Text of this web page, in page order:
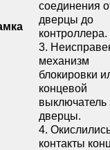
соединения
дверцы до
контроллера.
3.
механизм
блокировки
концевой
выключатель
дверцы.
4.
контакты